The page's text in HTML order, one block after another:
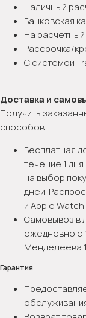
Наличный
Банковская
На
Рассрочка/
С системой
Доставка и
Получить
способов:
Бесплатная
течение 1
на выбор
дней.
и Apple Watch.
Самовывоз в
ежедневно с
Менделеева
Гарантия